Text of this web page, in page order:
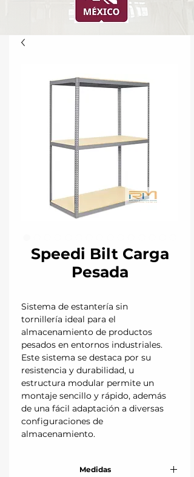
Speedi Bilt Carga
Pesada
Sistema de estantería sin
tornillería ideal para el
almacenamiento de productos
pesados en entornos industriales.
Este sistema se destaca por su
resistencia y durabilidad, u
estructura modular permite un
montaje sencillo y rápido, además
de una fácil adaptación a diversas
configuraciones de
almacenamiento.
Medidas